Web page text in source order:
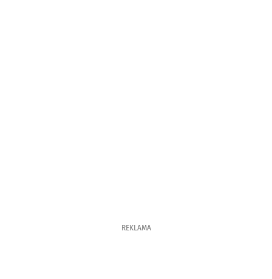
REKLAMA